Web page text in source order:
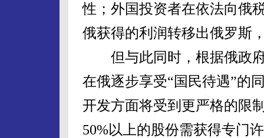
性；外国投资者在依法向俄
俄获得的利润转移出俄罗斯
但与此同时，根据俄政府
在俄逐步享受“国民待遇”的
开发方面将受到更严格的限
50%以上的股份需获得专门